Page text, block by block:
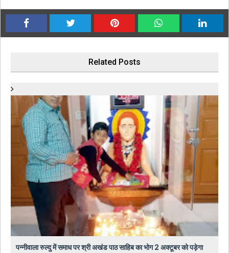
Related Posts
पन्नीवाला रुल्दु में समाध पर श्री अखंड पाठ साहिब का भोग 2 अक्टूबर को पड़ेगा